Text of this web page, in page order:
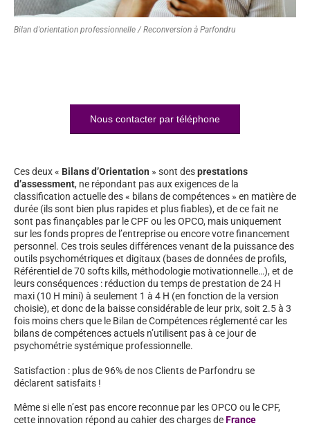
Bilan d'orientation professionnelle / Reconversion à Parfondru
Nous contacter par téléphone
Ces deux « Bilans d’Orientation » sont desprestations
d’assessment, ne répondant pas aux exigences de la
classification actuelle des « bilans de compétences » en matière de
durée (ils sont bien plus rapides et plus fiables), et de ce fait ne
sont pas finançables par le CPF ou les OPCO, mais uniquement
sur les fonds propres de l’entreprise ou encore votre financement
personnel. Ces trois seules différences venant de la puissance des
outils psychométriques et digitaux (bases de données de profils,
Référentiel de 70 softs kills, méthodologie motivationnelle…), et de
leurs conséquences : réduction du temps de prestation de 24 H
maxi (10 H mini) à seulement 1 à 4 H (en fonction de la version
choisie), et donc de la baisse considérable de leur prix, soit 2.5 à 3
fois moins chers que le Bilan de Compétences réglementé car les
bilans de compétences actuels n’utilisent pas à ce jour de
psychométrie systémique professionnelle.
Satisfaction : plus de 96% de nos Clients de Parfondru se
déclarent satisfaits !
Même si elle n’est pas encore reconnue par les OPCO ou le CPF,
cette innovation répond au cahier des charges deFrance